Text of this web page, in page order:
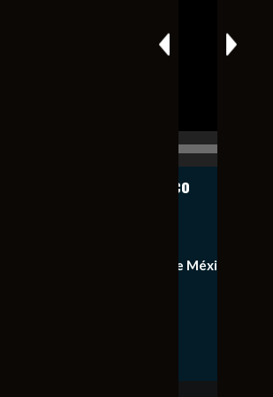
Notiexpress de México
Equipo de Notiexpress de México